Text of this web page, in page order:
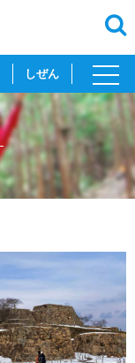
しぜん
toggle